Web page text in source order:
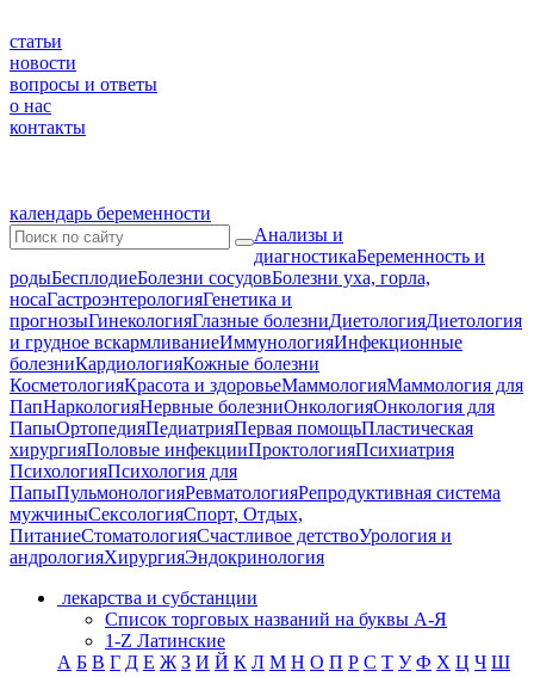
статьи
новости
вопросы и ответы
о нас
контакты
календарь беременности
Анализы и
диагностикаБеременность и
родыБесплодиеБолезни сосудовБолезни уха, горла,
носаГастроэнтерологияГенетика и
прогнозыГинекологияГлазные болезниДиетологияДиетология
и грудное вскармливаниеИммунологияИнфекционные
болезниКардиологияКожные болезни
КосметологияКрасота и здоровьеМаммологияМаммология для
ПапНаркологияНервные болезниОнкологияОнкология для
ПапыОртопедияПедиатрияПервая помощьПластическая
хирургияПоловые инфекцииПроктологияПсихиатрия
ПсихологияПсихология для
ПапыПульмонологияРевматологияРепродуктивная система
мужчиныСексологияСпорт, Отдых,
ПитаниеСтоматологияСчастливое детствоУрология и
андрологияХирургияЭндокринология
лекарства и субстанции
Список торговых названий на буквы А-Я
1-Z Латинские
А Б В Г Д Е Ж З И Й К Л М Н О П Р С Т У Ф Х Ц Ч Ш